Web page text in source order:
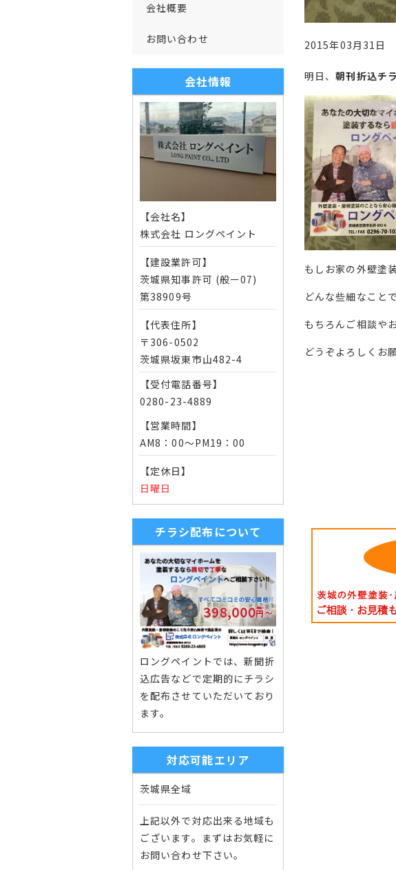
2015年03月31日
明日、朝刊折込チ
もしお家の外壁塗
どんな些細なこと
もちろんご相談や
どうぞよろしくお
会社概要
お問い合わせ
会社情報
【会社名】
株式会社 ロングペイント
【建設業許可】
茨城県知事許可 (般ー07)
第38909号
【代表住所】
〒306-0502
茨城県坂東市山482-4
【受付電話番号】
0280-23-4889
【営業時間】
AM8：00～PM19：00
【定休日】
日曜日
チラシ配布について
ロングペイントでは、新聞折
込広告などで定期的にチラシ
を配布させていただいており
ます。
対応可能エリア
茨城県全域
上記以外で対応出来る地域も
ございます。まずはお気軽に
お問い合わせ下さい。